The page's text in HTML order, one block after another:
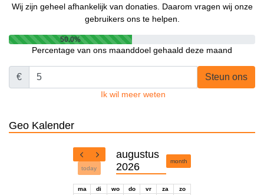
Wij zijn geheel afhankelijk van donaties. Daarom vragen wij onze
gebruikers ons te helpen.
50.0%
Percentage van ons maanddoel gehaald deze maand
€ Steun ons
Ik wil meer weten
Geo Kalender
today
augustus
2026
month
ma di wo do vr za
zo